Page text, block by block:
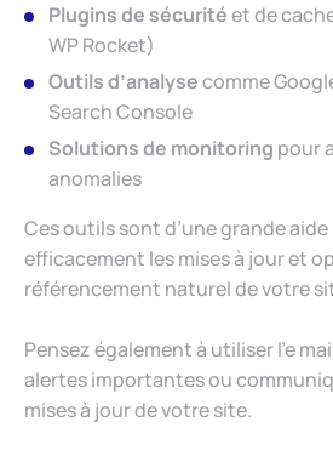
Plugins de sécuritéet de
WP Rocket)
Outils d’analysecomme
Search Console
Solutions de monitoring pour
anomalies
Ces outils sont d’une grande
efficacement les mises à jour et
référencement naturel de votre
Pensez également à utiliser l’e
alertes importantes ou
mises à jour de votre site.